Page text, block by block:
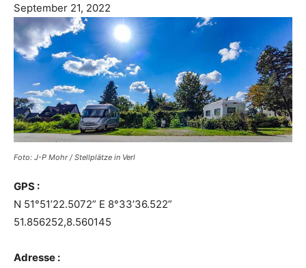
September 21, 2022
Foto: J-P Mohr / Stellplätze in Verl
GPS :
N 51°51’22.5072” E 8°33’36.522”
51.856252,8.560145
Adresse :